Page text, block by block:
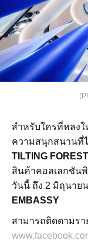
สำหรับใครที่หลง
ความสนุกสนานที่
TILTING FOREST
สินค้าคอลเลกชัน
วันนี้ ถึง 2 มิถุนาย
EMBASSY
สามารถติดตามรา